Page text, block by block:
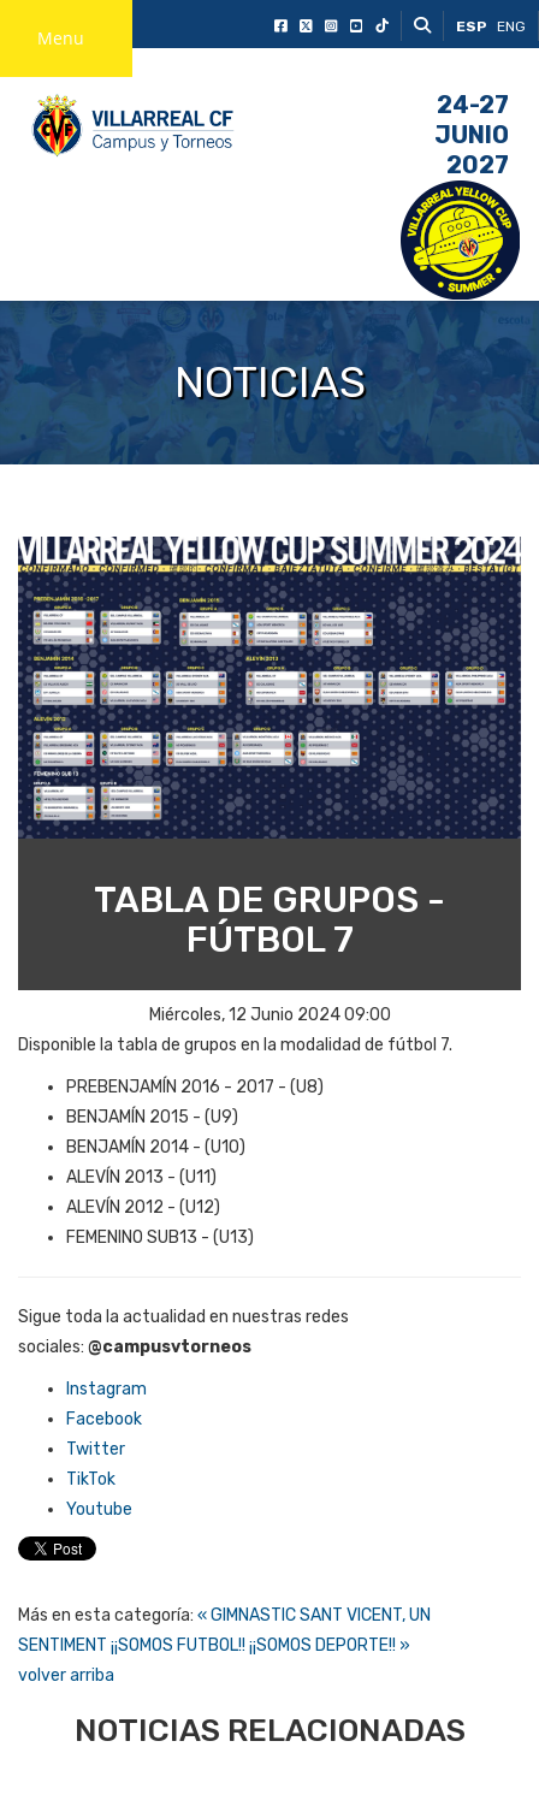
Menu ESP ENG
24-27
JUNIO
2027
NOTICIAS
TABLA DE GRUPOS -
FÚTBOL 7
Miércoles, 12 Junio 2024 09:00
Disponible la tabla de grupos en la modalidad de fútbol 7.
PREBENJAMÍN 2016 - 2017 - (U8)
BENJAMÍN 2015 - (U9)
BENJAMÍN 2014 - (U10)
ALEVÍN 2013 - (U11)
ALEVÍN 2012 - (U12)
FEMENINO SUB13 - (U13)
Sigue toda la actualidad en nuestras redes
sociales: @campusvtorneos
Instagram
Facebook
Twitter
TikTok
Youtube
Más en esta categoría: « GIMNASTIC SANT VICENT, UN
SENTIMENT ¡¡SOMOS FUTBOL!! ¡¡SOMOS DEPORTE!! »
volver arriba
NOTICIAS RELACIONADAS